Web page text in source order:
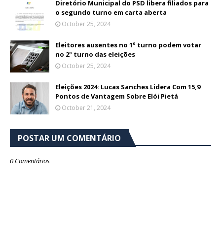
Diretório Municipal do PSD libera filiados para
o segundo turno em carta aberta
October 25, 2024
Eleitores ausentes no 1º turno podem votar
no 2º turno das eleições
October 25, 2024
Eleições 2024: Lucas Sanches Lidera Com 15,9
Pontos de Vantagem Sobre Elói Pietá
October 21, 2024
POSTAR UM COMENTÁRIO
0 Comentários